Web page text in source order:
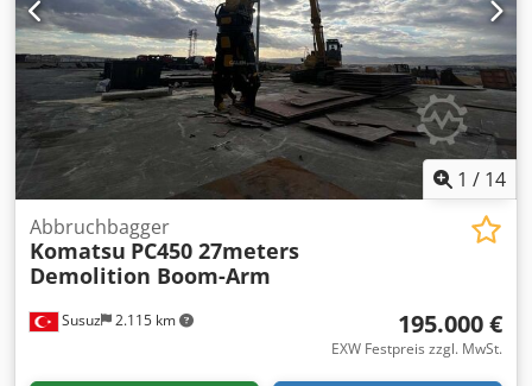
1 / 14
Susuz 2.115 km
Abbruchbagger
Komatsu PC450 27meters
Demolition Boom-Arm
195.000 €
EXW Festpreis zzgl. MwSt.